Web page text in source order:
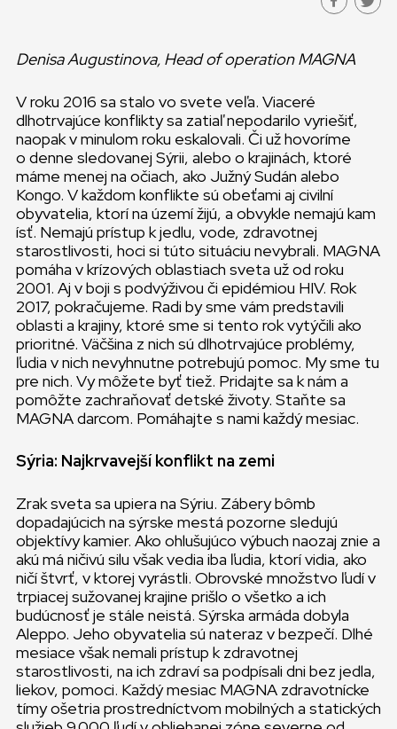
Denisa Augustinova, Head of operation MAGNA
V roku 2016 sa stalo vo svete veľa. Viaceré
dlhotrvajúce konflikty sa zatiaľ nepodarilo vyriešiť,
naopak v minulom roku eskalovali. Či už hovoríme
o denne sledovanej Sýrii, alebo o krajinách, ktoré
máme menej na očiach, ako Južný Sudán alebo
Kongo. V každom konflikte sú obeťami aj civilní
obyvatelia, ktorí na území žijú, a obvykle nemajú kam
ísť. Nemajú prístup k jedlu, vode, zdravotnej
starostlivosti, hoci si túto situáciu nevybrali. MAGNA
pomáha v krízových oblastiach sveta už od roku
2001. Aj v boji s podvýživou či epidémiou HIV. Rok
2017, pokračujeme. Radi by sme vám predstavili
oblasti a krajiny, ktoré sme si tento rok vytýčili ako
prioritné. Väčšina z nich sú dlhotrvajúce problémy,
ľudia v nich nevyhnutne potrebujú pomoc. My sme tu
pre nich. Vy môžete byť tiež. Pridajte sa k nám a
pomôžte zachraňovať detské životy. Staňte sa
MAGNA darcom. Pomáhajte s nami každý mesiac.
Sýria: Najkrvavejší konflikt na zemi
Zrak sveta sa upiera na Sýriu. Zábery bômb
dopadajúcich na sýrske mestá pozorne sledujú
objektívy kamier. Ako ohlušujúco výbuch naozaj znie a
akú má ničivú silu však vedia iba ľudia, ktorí vidia, ako
ničí štvrť, v ktorej vyrástli. Obrovské množstvo ľudí v
trpiacej sužovanej krajine prišlo o všetko a ich
budúcnosť je stále neistá. Sýrska armáda dobyla
Aleppo. Jeho obyvatelia sú nateraz v bezpečí. Dlhé
mesiace však nemali prístup k zdravotnej
starostlivosti, na ich zdraví sa podpísali dni bez jedla,
liekov, pomoci. Každý mesiac MAGNA zdravotnícke
tímy ošetria prostredníctvom mobilných a statických